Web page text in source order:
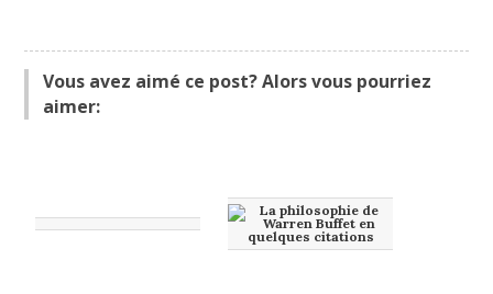
Vous avez aimé ce post? Alors vous pourriez
aimer: